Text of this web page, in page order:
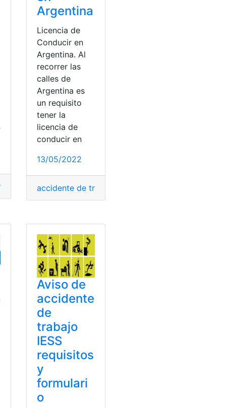
Cuerpo de Bomberos de Ecuador
de Trabajo,Cansancio ,capital de trabajo
Aplicar a ofertas de trabajo
Argentina
Licencia de
Conducir en
Argentina. Al
recorrer las
calles de
Argentina es
un requisito
tener la
licencia de
conducir en
13/05/2022
accidente de trabajo
Aviso de
accidente
de
trabajo
IESS
requisitos
y
formulari
o